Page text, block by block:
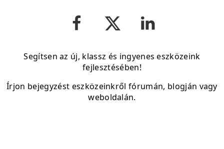
Segítsen az új, klassz és ingyenes eszközeink
fejlesztésében!
Írjon bejegyzést eszközeinkről fórumán, blogján vagy
weboldalán.